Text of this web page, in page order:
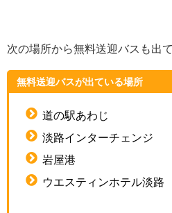
次の場所から無料送迎バスも出て
無料送迎バスが出ている場所
道の駅あわじ
淡路インターチェンジ
岩屋港
ウエスティンホテル淡路